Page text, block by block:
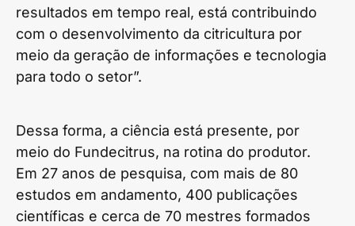
resultados em tempo real, está contribuindo
com o desenvolvimento da citricultura por
meio da geração de informações e tecnologia
para todo o setor”.
Dessa forma, a ciência está presente, por
meio do Fundecitrus, na rotina do produtor.
Em 27 anos de pesquisa, com mais de 80
estudos em andamento, 400 publicações
científicas e cerca de 70 mestres formados